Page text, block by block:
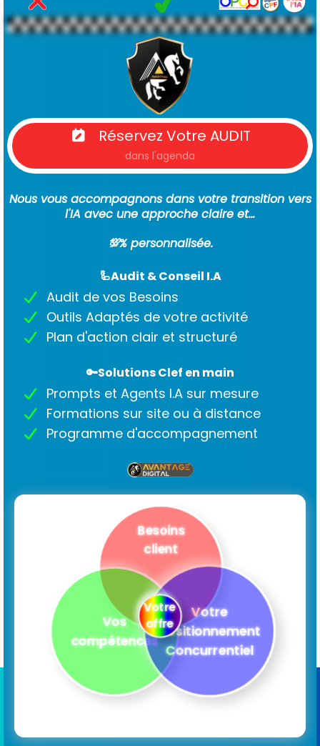
Réservez Votre AUDIT
dans l'agenda
Nous vous accompagnons dans votre transition vers
l'IA avec une approche claire et...
💯% personnalisée.
🦾​Audit & Conseil I.A
Audit de vos Besoins
Outils Adaptés de votre activité
Plan d'action clair et structuré
🔑Solutions Clef en main
Prompts et Agents I.A sur mesure
Formations sur site ou à distance
Programme d'accompagnement
Besoins
client
Vos
compétences
Votre
Positionnement
Concurrentiel
Votre
offre